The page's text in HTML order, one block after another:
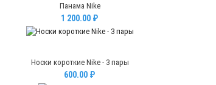
Панама Nike
1 200.00 ₽
Носки короткие Nike - 3 пары
600.00 ₽